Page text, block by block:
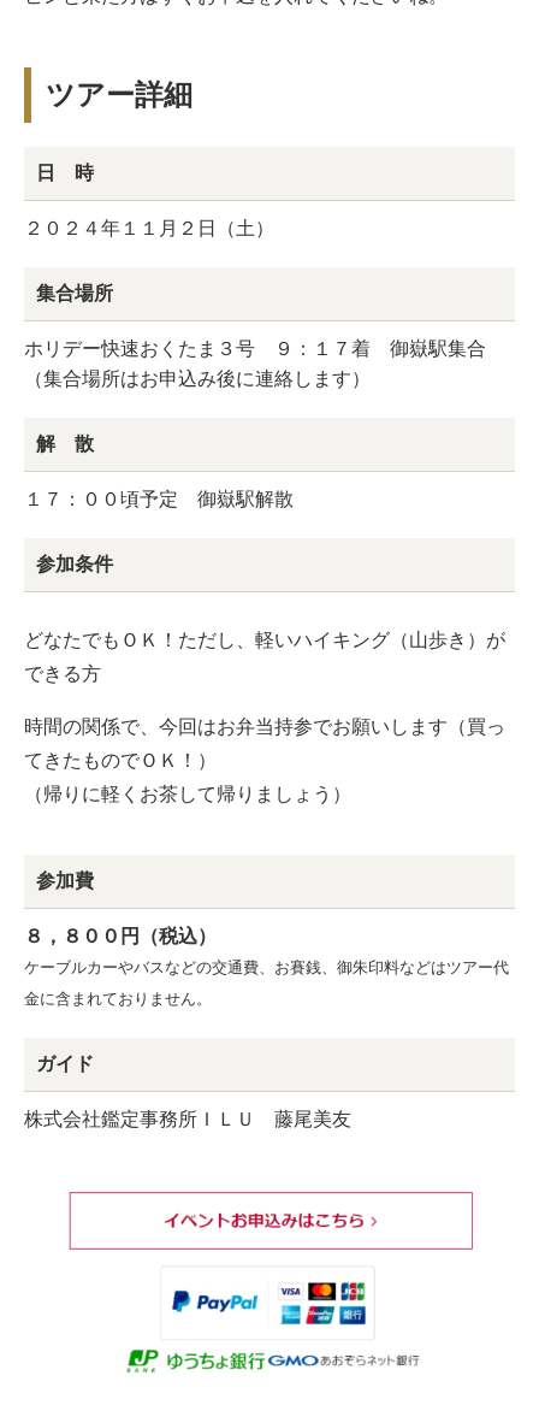
ツアー詳細
日 時
２０２４年１１月２日（土）
集合場所
ホリデー快速おくたま３号 ９：１７着 御嶽駅集合
（集合場所はお申込み後に連絡します）
解 散
１７：００頃予定 御嶽駅解散
参加条件
どなたでもＯＫ！ただし、軽いハイキング（山歩き）が
できる方
時間の関係で、今回はお弁当持参でお願いします（買っ
てきたものでＯＫ！）
（帰りに軽くお茶して帰りましょう）
参加費
８，８００円（税込）
ケーブルカーやバスなどの交通費、お賽銭、御朱印料などはツアー代
金に含まれておりません。
ガイド
株式会社鑑定事務所ＩＬＵ 藤尾美友